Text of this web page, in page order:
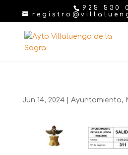
925 530
Jun 14, 2024| Ayuntamiento,